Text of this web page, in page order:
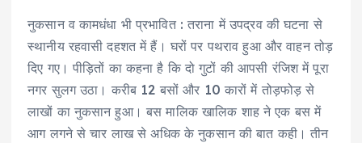
नुकसान व कामधंधा भी प्रभावित : तराना में उपद्रव की घटना से
स्थानीय रहवासी दहशत में हैं। घरों पर पथराव हुआ और वाहन तोड़
दिए गए। पीड़ितों का कहना है कि दो गुटों की आपसी रंजिश में पूरा
नगर सुलग उठा। करीब 12 बसों और 10 कारों में तोड़फोड़ से
लाखों का नुकसान हुआ। बस मालिक खालिक शाह ने एक बस में
आग लगने से चार लाख से अधिक के नुकसान की बात कही। तीन